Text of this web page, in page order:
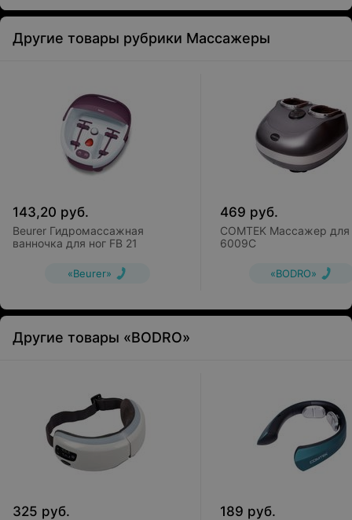
Другие товары рубрики Массажеры
143,20 руб.
Beurer Гидромассажная
ванночка для ног FB 21
«Beurer»
469 руб.
COMTEK Массажер для
6009C
«BODRO»
Другие товары «BODRO»
325 руб. 189 руб.